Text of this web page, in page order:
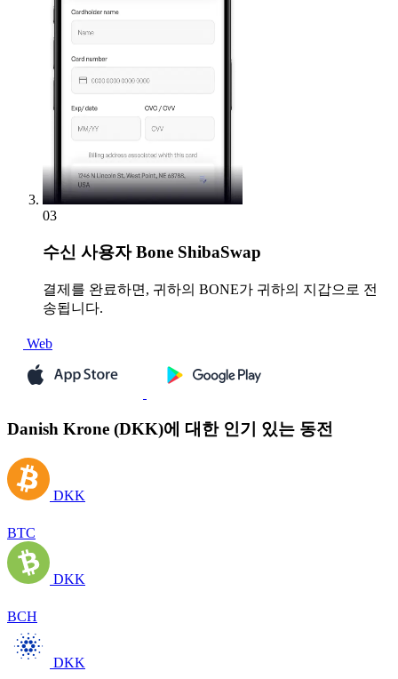
03
수신 사용자 Bone ShibaSwap
결제를 완료하면, 귀하의 BONE가 귀하의 지갑으로 전
송됩니다.
Web
Danish Krone (DKK)에 대한 인기 있는 동전
DKK
BTC
DKK
BCH
DKK